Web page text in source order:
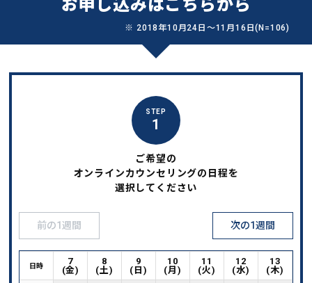
お申し込みはこちらから
※ 2018年10月24日〜11月16日(N=106)
STEP
1
ご希望の
オンラインカウンセリングの日程を
選択してください
前の1週間 次の1週間
日時
7
(金)
8
(土)
9
( 日 )
10
(月 )
11
(火)
12
(水)
13
(木)